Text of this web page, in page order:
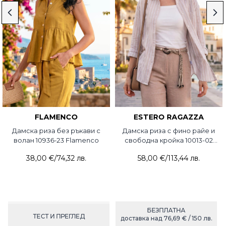
FLAMENCO
Дамска риза без ръкави с
волан 10936-23 Flamenco
38,00 €/74,32 лв.
ESTERO RAGAZZA
Дамска риза с фино райе и
свободна кройка 10013-02
58,00 €/113,44 лв.
ТЕСТ И ПРЕГЛЕД
БЕЗПЛАТНА
доставка над 76,69 € / 150 лв.